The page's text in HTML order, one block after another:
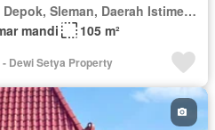
Kledokan, Catur Tunggal, Depok, Sleman, Daerah Istimewa Yogyakarta
mandi 105 m²
Dewi Setya Property